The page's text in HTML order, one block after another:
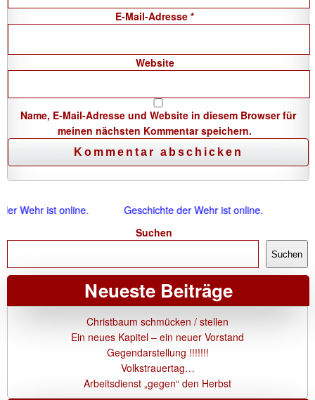
E-Mail-Adresse *
Website
Name, E-Mail-Adresse und Website in diesem Browser für
meinen nächsten Kommentar speichern.
Wehr ist online.
Geschichte der Wehr ist online.
Suchen
Suchen
Neueste Beiträge
Christbaum schmücken / stellen
Ein neues Kapitel – ein neuer Vorstand
Gegendarstellung !!!!!!!
Volkstrauertag…
Arbeitsdienst „gegen“ den Herbst